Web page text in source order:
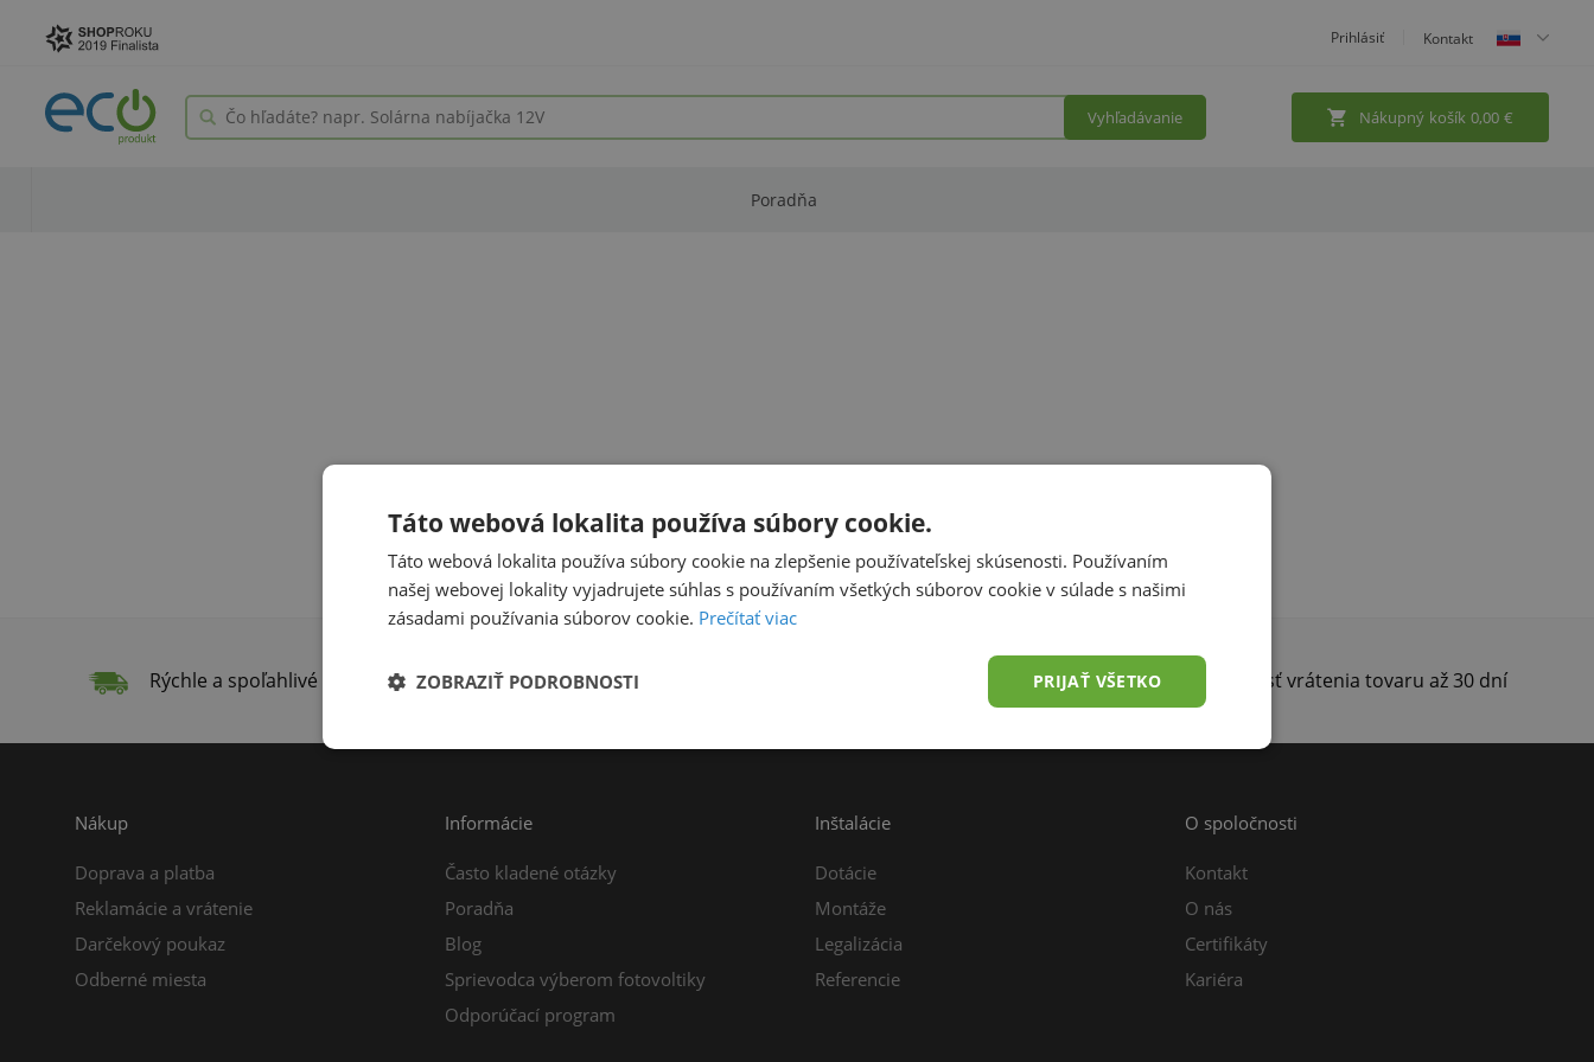
Prihlásiť Kontakt
Vyhľadávanie Nákupný košík 0,00 €
Poradňa
Rýchle a spoľahlivé doručenie Doprava zdarma od 49,00 € do 15 kg Konzultácia zdarma Možnosť vrátenia tovaru až 30 dní
Nákup
Doprava a platba
Reklamácie a vrátenie
Darčekový poukaz
Odberné miesta
Informácie
Často kladené otázky
Poradňa
Blog
Sprievodca výberom fotovoltiky
Odporúčací program
Inštalácie
Dotácie
Montáže
Legalizácia
Referencie
O spoločnosti
Kontakt
O nás
Certifikáty
Kariéra
Táto webová lokalita používa súbory cookie.
Táto webová lokalita používa súbory cookie na zlepšenie používateľskej skúsenosti. Používaním
našej webovej lokality vyjadrujete súhlas s používaním všetkých súborov cookie v súlade s našimi
zásadami používania súborov cookie. Prečítať viac
PRIJAŤ VŠETKO
ZOBRAZIŤ PODROBNOSTI